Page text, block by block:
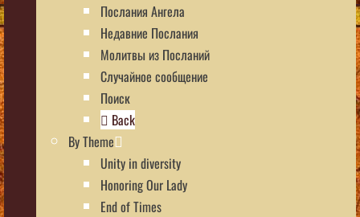
Послания Ангела
Недавние Послания
Молитвы из Посланий
Случайное сообщение
Поиск
Back
By Theme
Unity in diversity
Honoring Our Lady
End of Times